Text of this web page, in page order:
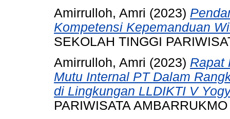
Amirrulloh, Amri (2023)
Kompetensi Kepemanduan
SEKOLAH TINGGI
Amirrulloh, Amri (2023) Rapat
Mutu Internal PT Dalam
di Lingkungan LLDIKTI V
PARIWISATA